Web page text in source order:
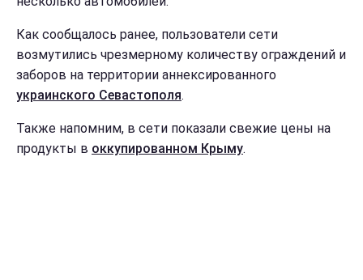
Как сообщалось ранее, пользователи сети
возмутились чрезмерному количеству ограждений и
заборов на территории аннексированного
украинского Севастополя.
Также напомним, в сети показали свежие цены на
продукты в оккупированном Крыму.